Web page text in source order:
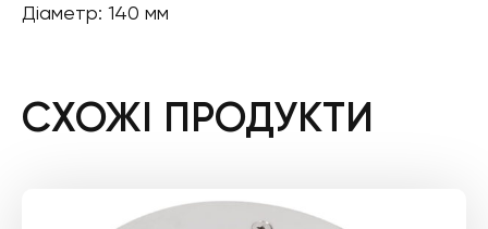
Діаметр: 140 мм
СХОЖІ ПРОДУКТИ